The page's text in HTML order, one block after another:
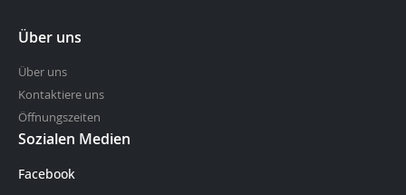
Über uns
Über uns
Kontaktiere uns
Öffnungszeiten
Sozialen Medien
Facebook